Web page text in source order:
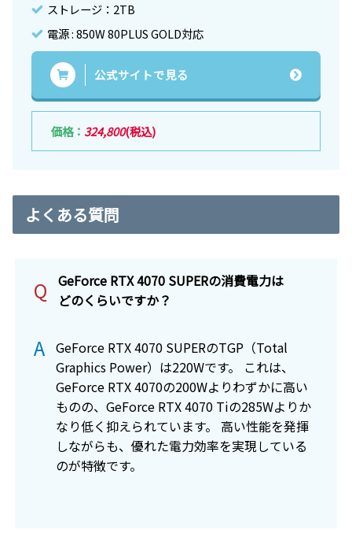
ストレージ：2TB
電源 : 850W 80PLUS GOLD対応
公式サイトで見る
価格： 324,800(税込)
よくある質問
Q
GeForce RTX 4070 SUPERの消費電力は
どのくらいですか？
A GeForce RTX 4070 SUPERのTGP（Total
Graphics Power）は220Wです。
これは、
GeForce RTX 4070の200Wよりわずかに高い
ものの、GeForce RTX 4070 Tiの285Wよりか
なり低く抑えられています。 高い性能を発揮
しながらも、優れた電力効率を実現している
のが特徴です。